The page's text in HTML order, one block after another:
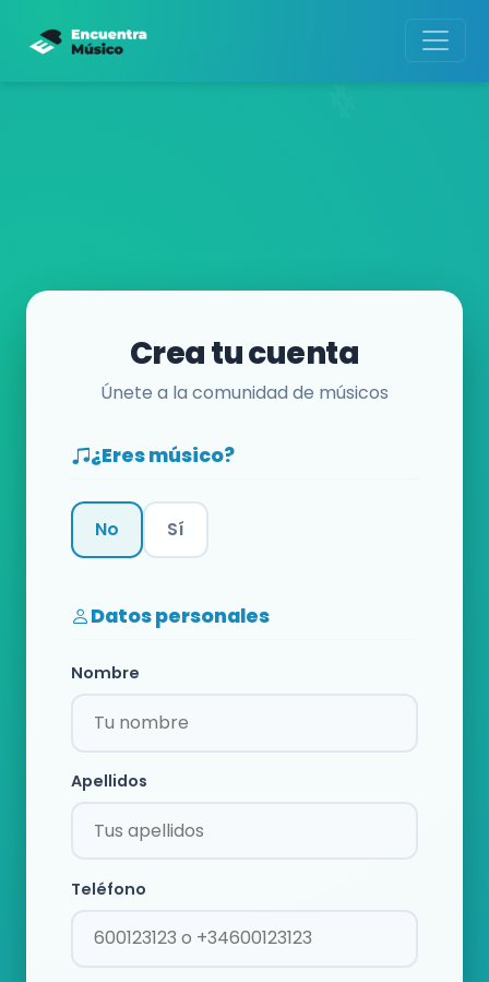
Crea tu cuenta
Únete a la comunidad de músicos
¿Eres músico?
No Sí
Datos personales
Nombre
Apellidos
Teléfono